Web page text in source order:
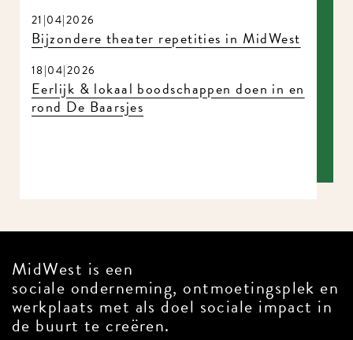
21|04|2026
Bijzondere theater repetities in MidWest
18|04|2026
Eerlijk & lokaal boodschappen doen in en
rond De Baarsjes
MidWest is een
sociale onderneming, ontmoetingsplek en
werkplaats met als doel sociale impact in
de buurt te creëren.